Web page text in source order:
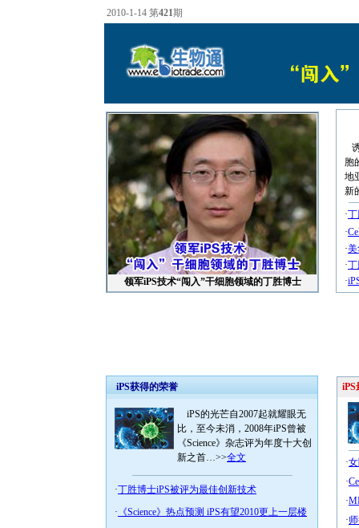
2010-1-14 第421期
领军iPS技术“闯入”干细胞领域的丁胜博士
胞
地
新
·丁
·
·
·丁
·
iPS获得的荣誉
iPS的光芒自2007起就耀眼无
比，至今未消，2008年iPS曾被
《Science》杂志评为年度十大创
新之首…>>全文
·丁胜博士iPS被评为最佳创新技术
· 《Science》热点预测 iPS有望2010更上一层楼
iPS
·
·
·
·